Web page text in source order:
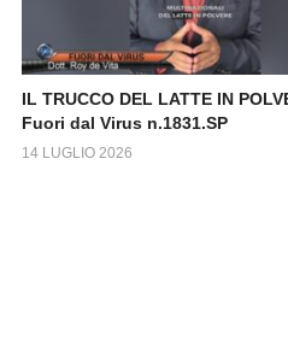
IL TRUCCO DEL LATTE IN
Fuori dal Virus n.1831.SP
14 LUGLIO 2026